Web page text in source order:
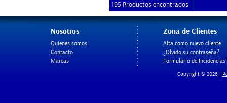
195 Productos encontrados
Nosotros
Quienes somos
Contacto
Marcas
Zona de Clientes
Alta como nuevo cliente
¿Olvidó su contraseña?
Formulario de Incidencias
Copyright © 2026 |